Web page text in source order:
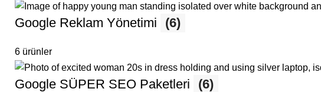
Google Reklam Yönetimi (6)
6 ürünler
Google SÜPER SEO Paketleri (6)